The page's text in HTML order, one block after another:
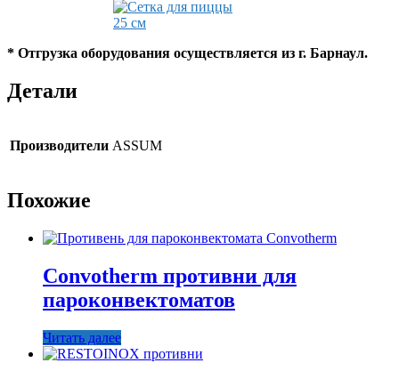
* Отгрузка оборудования осуществляется из г. Барнаул.
Детали
Производители ASSUM
Похожие
Convotherm противни для
пароконвектоматов
Читать далее